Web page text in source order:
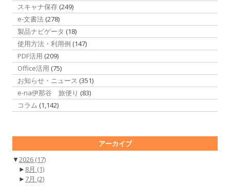
スキャナ保存 (249)
e-文書法 (278)
製品ナビゲータ (18)
使用方法・利用例 (147)
PDF活用 (209)
Office活用 (75)
お知らせ・ニュース (351)
e-na伊那谷 旅便り (83)
コラム (1,142)
アーカイブ
▼2026 (17)
► 8月 (1)
► 7月 (2)